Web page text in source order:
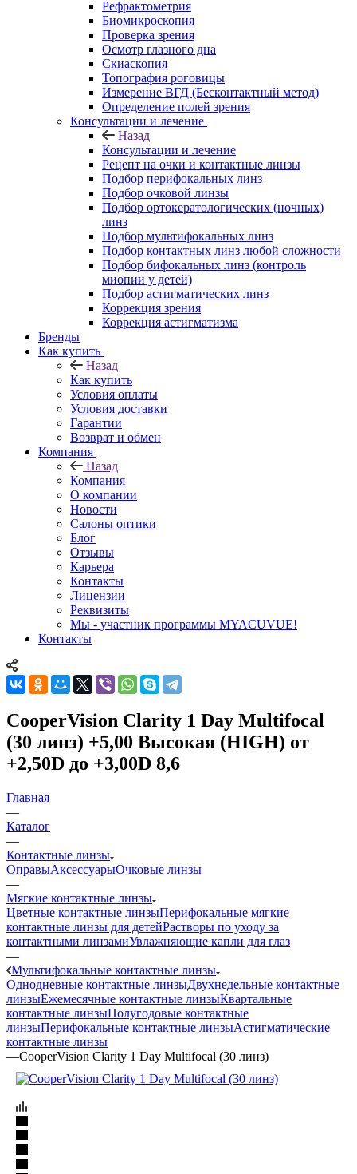
Рефрактометрия
Биомикроскопия
Проверка зрения
Осмотр глазного дна
Скиаскопия
Топография роговицы
Измерение ВГД (Бесконтактный метод)
Определение полей зрения
Консультации и лечение
Назад
Консультации и лечение
Рецепт на очки и контактные линзы
Подбор перифокальных линз
Подбор очковой линзы
Подбор ортокератологических (ночных)
линз
Подбор мультифокальных линз
Подбор контактных линз любой сложности
Подбор бифокальных линз (контроль
миопии у детей)
Подбор астигматических линз
Коррекция зрения
Коррекция астигматизма
Бренды
Как купить
Назад
Как купить
Условия оплаты
Условия доставки
Гарантии
Возврат и обмен
Компания
Назад
Компания
О компании
Новости
Салоны оптики
Блог
Отзывы
Карьера
Контакты
Лицензии
Реквизиты
Мы - участник программы MYACUVUE!
Контакты
CooperVision Clarity 1 Day Multifocal
(30 линз) +5,00 Высокая (HIGH) от
+2,50D до +3,00D 8,6
Главная
—
Каталог
—
Контактные линзы
ОправыАксессуарыОчковые линзы
—
Мягкие контактные линзы
Цветные контактные линзыПерифокальные мягкие
контактные линзы для детейРастворы по уходу за
контактными линзамиУвлажняющие капли для глаз
—
Мультифокальные контактные линзы
Однодневные контактные линзыДвухнедельные контактные
линзыЕжемесячные контактные линзыКвартальные
контактные линзыПолугодовые контактные
линзыПерифокальные контактные линзыАстигматические
контактные линзы
—CooperVision Clarity 1 Day Multifocal (30 линз)